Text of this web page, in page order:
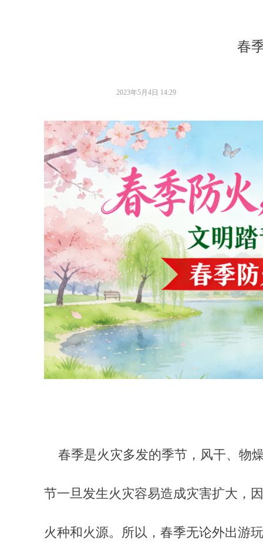
春
春季是火灾多发的季节，风干、物
节一旦发生火灾容易造成灾害扩大，
火种和火源。所以，春季无论外出游
2023年5月4日 14:29